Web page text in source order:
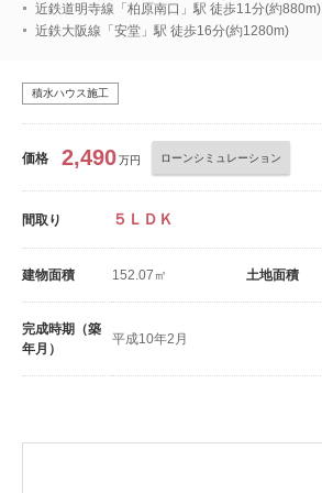
近鉄道明寺線「柏原南口」駅 徒歩11分(約880m)
近鉄大阪線「安堂」駅 徒歩16分(約1280m)
積水ハウス施工
価格 2,490万円 ローンシミュレーション
間取り ５ＬＤＫ
建物面積 152.07㎡ 土地面積
完成時期（築
年月）
平成10年2月